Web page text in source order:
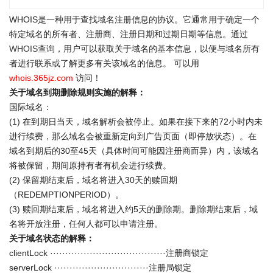
WHOIS是一种用于查找域名注册信息的协议。它通常用于确定一个
特定域名的所有者、注册商、注册日期和过期日期等信息。通过
WHOIS查询 ，用户可以获取关于域名的基本信息，以便与域名所有
者进行联系或了解更多有关该域名的信息。 可以用
whois.365jz.com 访问！
关于域名到期删除规则实施的解释：
国际域名：
(1) 在到期日当天，域名解析会被停止。如果在接下来的72小时内未
进行续费，那么域名会被重新定向到广告页面（即停放状态）。在
域名到期后的30至45天（具体时间可能因注册商而异）内，该域名
将被保留，期间原持有者有机会进行续费。
(2) 保留期结束后，域名将进入30天的赎回期
（REDEMPTIONPERIOD）。
(3) 赎回期结束后，域名将进入约5天的删除期。删除期结束后，域
名将开放注册，任何人都可以申请注册。
关于域名状态的解释：
clientLock ······································注册商锁定
serverLock ·······························注册局锁定